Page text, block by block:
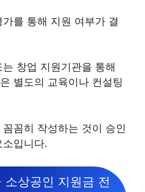
를 통해 지원 여부가 결
창업 지원기관을 통해
별도의 교육이나 컨설팅
꼼히 작성하는 것이 승인
입니다.
상공인 지원금 전